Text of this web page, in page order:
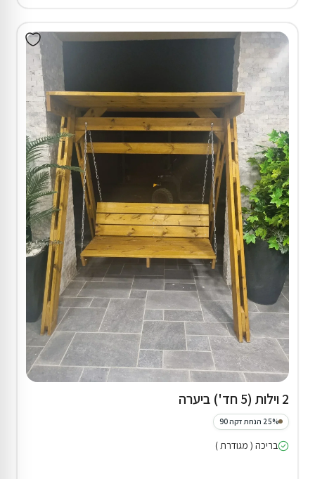
2 וילות (5 חד') ביערה
25% הנחת דקה 90
בריכה ( מגודרת )